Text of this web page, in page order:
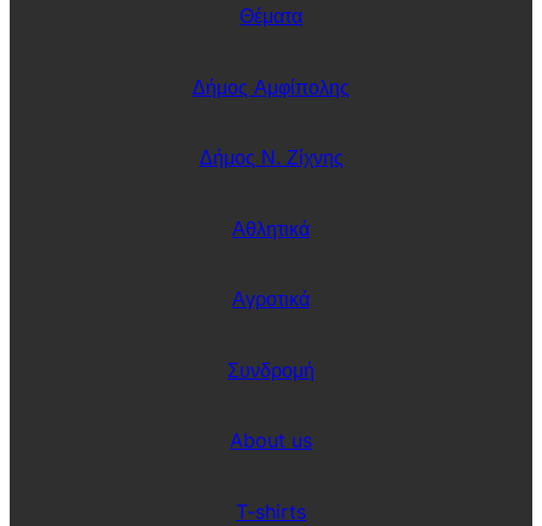
Θέματα
Δήμος Αμφίπολης
Δήμος Ν. Ζίχνης
Αθλητικά
Αγροτικά
Συνδρομή
About us
T-shirts